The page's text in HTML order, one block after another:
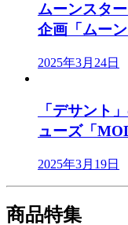
ムーンスタ
企画「ムー
2025年3月24日
「デサント
ューズ「
2025年3月19日
商品特集